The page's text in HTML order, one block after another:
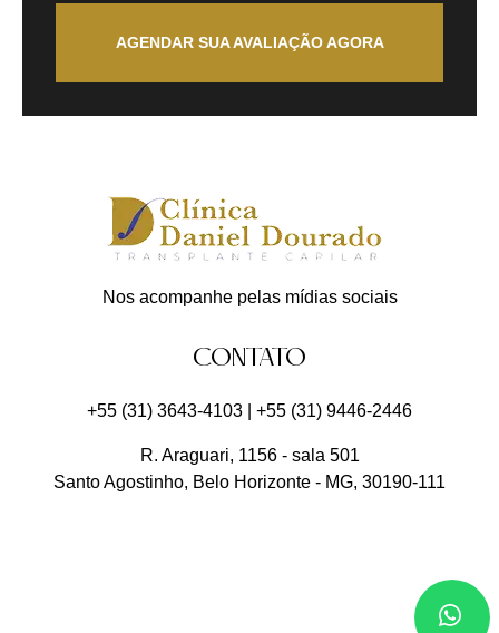
AGENDAR SUA AVALIAÇÃO AGORA
Nos acompanhe pelas mídias sociais
CONTATO
+55 (31) 3643-4103 +55 (31) 9446-2446
R. Araguari, 1156 - sala 501
Santo Agostinho, Belo Horizonte - MG, 30190-111